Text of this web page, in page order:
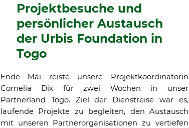
Projektbesuche und
persönlicher Austausch
der Urbis Foundation in
Togo
Ende Mai reiste unsere Projektkoordinatorin
Cornelia Dix für zwei Wochen in unser
Partnerland Togo. Ziel der Dienstreise war es,
laufende Projekte zu begleiten, den Austausch
mit unseren Partnerorganisationen zu vertiefen